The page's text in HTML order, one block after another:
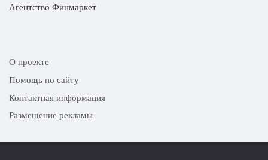
Агентство Финмаркет
О проекте
Помощь по сайту
Контактная информация
Размещение рекламы